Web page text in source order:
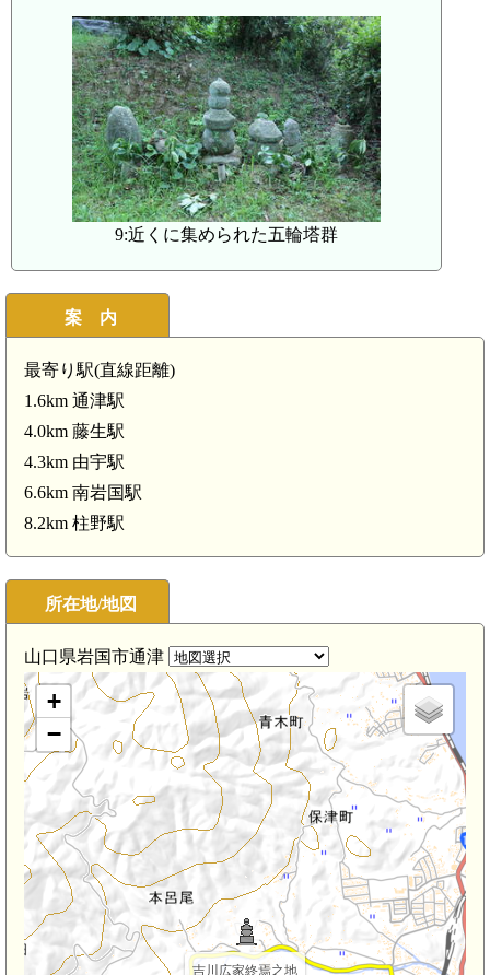
9:近くに集められた五輪塔群
案 内
最寄り駅(直線距離)
1.6km 通津駅
4.0km 藤生駅
4.3km 由宇駅
6.6km 南岩国駅
8.2km 柱野駅
所在地/地図
山口県岩国市通津
吉川広家終焉之地
+
−